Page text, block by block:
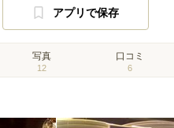
アプリで保存
写真
12
口コミ
6